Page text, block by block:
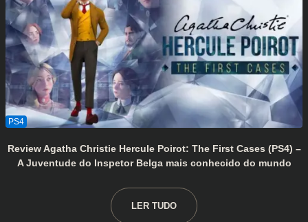
Review Agatha Christie Hercule Poirot: The First Cases (PS4) –
A Juventude do Inspetor Belga mais conhecido do mundo
LER TUDO